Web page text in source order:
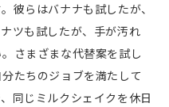
彼らはバナナも試したが、
ツも試したが、手が汚れ
さまざまな代替案を試し
たちのジョブを満たして
同じミルクシェイクを休日